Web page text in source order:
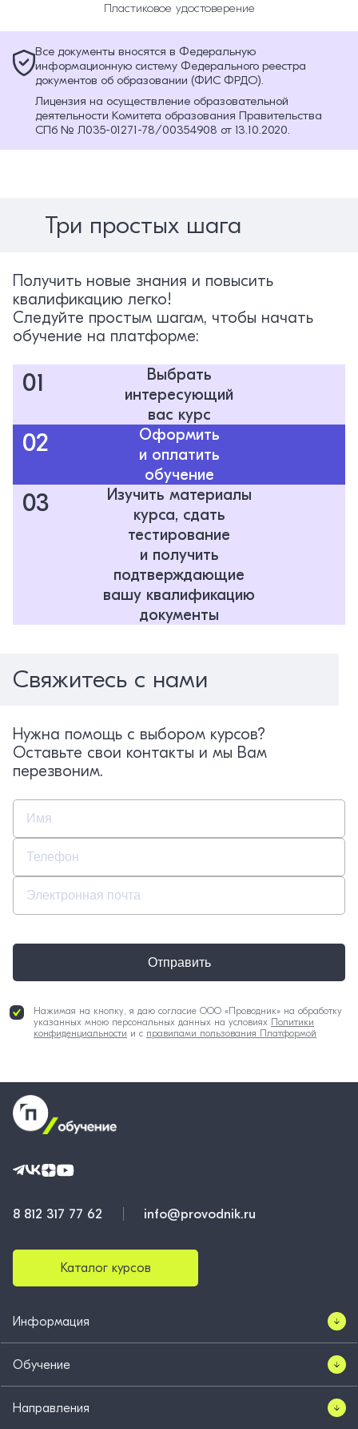
Пластиковое удостоверение
Все документы вносятся в Федеральную
информационную систему Федерального реестра
документов об образовании (ФИС ФРДО).
Лицензия на осуществление образовательной
деятельности Комитета образования Правительства
СПб № Л035-01271-78/00354908 от 13.10.2020.
Три простых шага
Получить новые знания и повысить
квалификацию легко!
Следуйте простым шагам, чтобы начать
обучение на платформе:
01
Выбрать
интересующий
вас курс
02
Оформить
и оплатить
обучение
03
Изучить материалы
курса, сдать
тестирование
и получить
подтверждающие
вашу квалификацию
документы
Свяжитесь с нами
Нужна помощь с выбором курсов?
Оставьте свои контакты и мы Вам
перезвоним.
Нажимая на кнопку, я даю согласие ООО «Проводник» на обработку
указанных мною персональных данных на условиях Политики
конфиденциальности и с правилами пользования Платформой
Отправить
8 812 317 77 62 info@provodnik.ru
Каталог курсов
Информация
Обучение
Направления